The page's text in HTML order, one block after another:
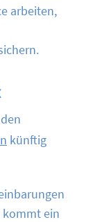
arbeiten,
künftig
kommt ein